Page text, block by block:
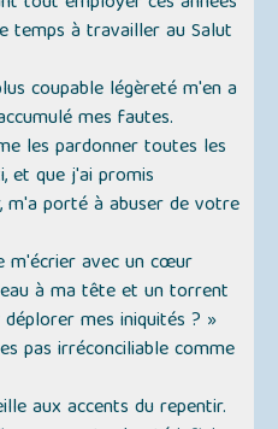
temps à travailler au Salut
coupable légèreté m'en a
mes fautes.
les pardonner toutes les
et que j'ai promis
m'a porté à abuser de votre
m'écrier avec un cœur
à ma tête et un torrent
mes iniquités ? »
pas irréconciliable comme
aux accents du repentir.